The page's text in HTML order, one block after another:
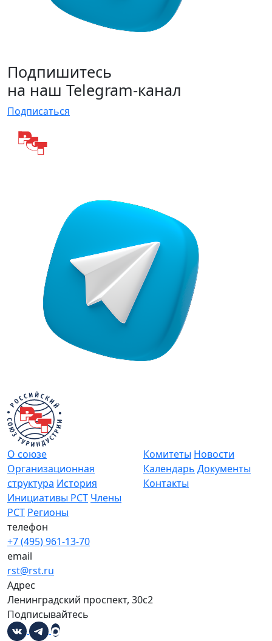
Подпишитесь
на наш Telegram-канал
Подписаться
О союзе
Организационная
структура История
Инициативы РСТ Члены
РСТ Регионы
Комитеты Новости
Календарь Документы
Контакты
телефон
+7 (495) 961-13-70
email
rst@rst.ru
Адрес
Ленинградский проспект, 30с2
Подписывайтесь